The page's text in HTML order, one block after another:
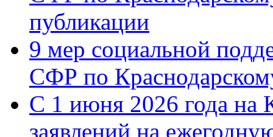
публикации
9 мер социальной
СФР по
С 1 июня 2026 года на
заявлений на